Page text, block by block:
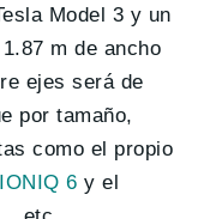
Model 3 y un
m de ancho
ejes será de
por tamaño,
como el propio
6 y el